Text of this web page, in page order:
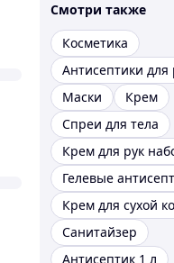
Смотри также
Косметика
Антисептики для
Маски
Крем
Спреи для тела
Крем для рук
Санитайзер
Антисептик 1 л